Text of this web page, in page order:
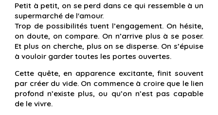
Petit à petit, on se perd dans ce qui ressemble à un
supermarché de l'amour.
Trop de possibilités tuent l’engagement. On hésite,
on doute, on compare. On n’arrive plus à se poser.
Et plus on cherche, plus on se disperse. On s’épuise
à vouloir garder toutes les portes ouvertes.
Cette quête, en apparence excitante, finit souvent
par créer du vide. On commence à croire que le lien
profond n’existe plus, ou qu’on n’est pas capable
de le vivre.